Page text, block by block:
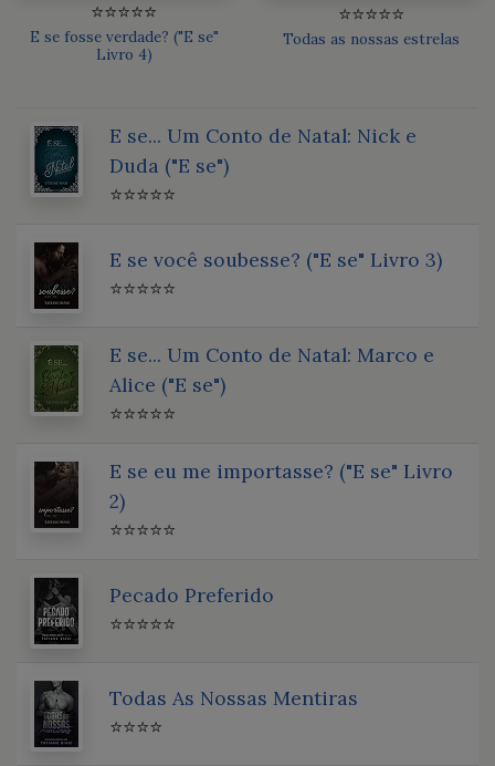
⭐⭐⭐⭐⭐
E se fosse verdade? ("E se"
Livro 4)
⭐⭐⭐⭐⭐
Todas as nossas estrelas
E se... Um Conto de Natal: Nick e
Duda ("E se")
⭐⭐⭐⭐⭐
E se você soubesse? ("E se" Livro 3)
⭐⭐⭐⭐⭐
E se... Um Conto de Natal: Marco e
Alice ("E se")
⭐⭐⭐⭐⭐
E se eu me importasse? ("E se" Livro
2)
⭐⭐⭐⭐⭐
Pecado Preferido
⭐⭐⭐⭐⭐
Todas As Nossas Mentiras
⭐⭐⭐⭐